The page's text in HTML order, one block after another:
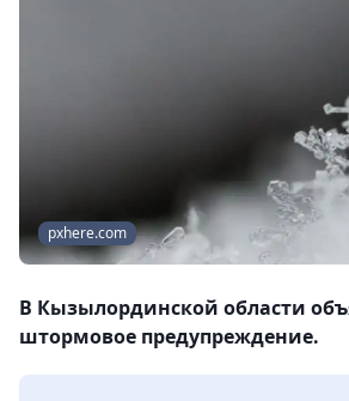
pxhere.com
В Кызылординской области
штормовое предупреждение.